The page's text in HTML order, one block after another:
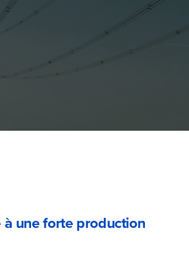
une forte production